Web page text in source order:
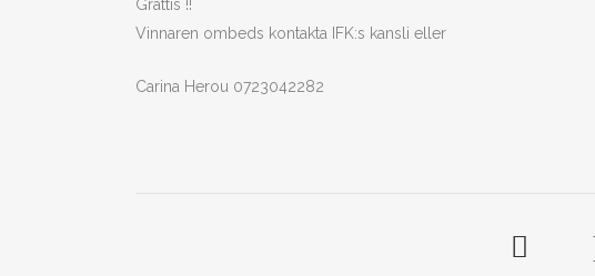
Grattis !!
Vinnaren ombeds kontakta IFK:s kansli eller
Carina Herou 0723042282